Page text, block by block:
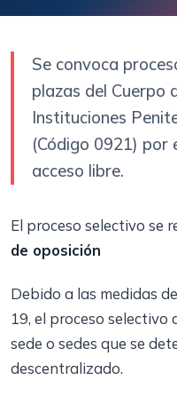
Se convoca
plazas del Cuerpo
Instituciones
(Código 0921) por
acceso libre.
El proceso selectivo se
de oposición
Debido a las medidas
19, el proceso selectivo
sede o sedes que se
descentralizado.